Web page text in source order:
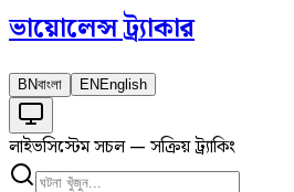
ভায়োলেন্সট্র্যাকার
BNবাংলা EN English
লাইভসিস্টেম সচল — সক্রিয় ট্র্যাকিং